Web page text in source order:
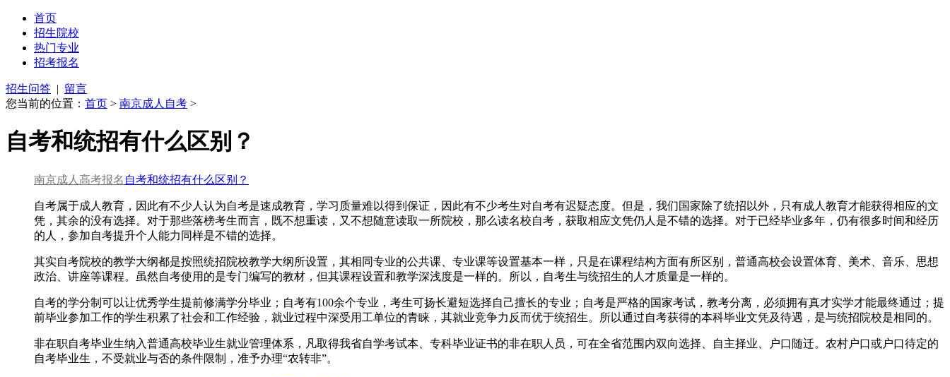
首页
招生院校
热门专业
招考报名
招生问答 | 留言
您当前的位置： 首页 > 南京成人自考 >
自考和统招有什么区别？
南京成人高考报名 自考和统招有什么区别？
自考属于成人教育，因此有不少人认为自考是速成教育，学习质量难以得到保证，因此有不少考生对自考有迟疑态度。但是，我们国家除了统招以外，只有成人教育才能获得相应的文
凭，其余的没有选择。对于那些落榜考生而言，既不想重读，又不想随意读取一所院校，那么读名校自考，获取相应文凭仍人是不错的选择。对于已经毕业多年，仍有很多时间和经历
的人，参加自考提升个人能力同样是不错的选择。
其实自考院校的教学大纲都是按照统招院校教学大纲所设置，其相同专业的公共课、专业课等设置基本一样，只是在课程结构方面有所区别，普通高校会设置体育、美术、音乐、思想
政治、讲座等课程。虽然自考使用的是专门编写的教材，但其课程设置和教学深浅度是一样的。所以，自考生与统招生的人才质量是一样的。
自考的学分制可以让优秀学生提前修满学分毕业；自考有100余个专业，考生可扬长避短选择自己擅长的专业；自考是严格的国家考试，教考分离，必须拥有真才实学才能最终通过；提
前毕业参加工作的学生积累了社会和工作经验，就业过程中深受用工单位的青睐，其就业竞争力反而优于统招生。所以通过自考获得的本科毕业文凭及待遇，是与统招院校是相同的。
非在职自考毕业生纳入普通高校毕业生就业管理体系，凡取得我省自学考试本、专科毕业证书的非在职人员，可在全省范围内双向选择、自主择业、户口随迁。农村户口或户口待定的
自考毕业生，不受就业与否的条件限制，准予办理“农转非”。